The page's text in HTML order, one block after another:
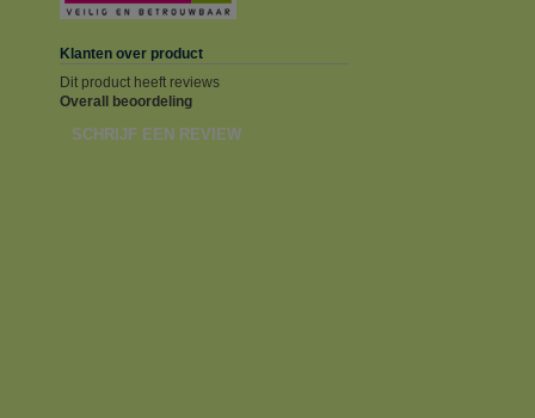
Klanten over product
Dit product heeft reviews
Overall beoordeling
SCHRIJF EEN REVIEW